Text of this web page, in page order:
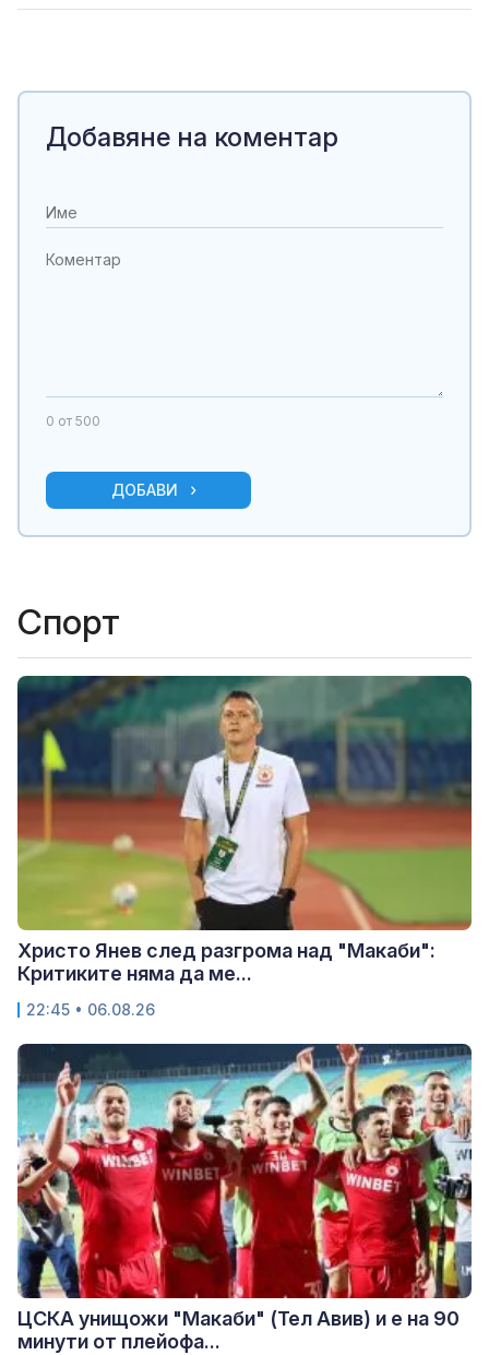
Добавяне на коментар
0 от 500
ДОБАВИ
Спорт
Христо Янев след разгрома над "Макаби":
Критиките няма да ме...
22:45 • 06.08.26
ЦСКА унищожи "Макаби" (Тел Авив) и е на 90
минути от плейофа...